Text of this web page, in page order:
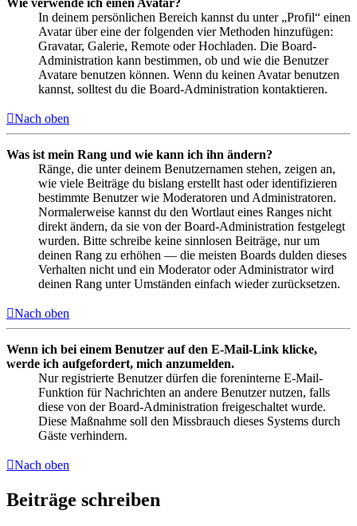
Wie verwende ich einen Avatar?
In deinem persönlichen Bereich kannst du unter „Profil“ einen
Avatar über eine der folgenden vier Methoden hinzufügen:
Gravatar, Galerie, Remote oder Hochladen. Die Board-
Administration kann bestimmen, ob und wie die Benutzer
Avatare benutzen können. Wenn du keinen Avatar benutzen
kannst, solltest du die Board-Administration kontaktieren.
Nach oben
Was ist mein Rang und wie kann ich ihn ändern?
Ränge, die unter deinem Benutzernamen stehen, zeigen an,
wie viele Beiträge du bislang erstellt hast oder identifizieren
bestimmte Benutzer wie Moderatoren und Administratoren.
Normalerweise kannst du den Wortlaut eines Ranges nicht
direkt ändern, da sie von der Board-Administration festgelegt
wurden. Bitte schreibe keine sinnlosen Beiträge, nur um
deinen Rang zu erhöhen — die meisten Boards dulden dieses
Verhalten nicht und ein Moderator oder Administrator wird
deinen Rang unter Umständen einfach wieder zurücksetzen.
Nach oben
Wenn ich bei einem Benutzer auf den E-Mail-Link klicke,
werde ich aufgefordert, mich anzumelden.
Nur registrierte Benutzer dürfen die foreninterne E-Mail-
Funktion für Nachrichten an andere Benutzer nutzen, falls
diese von der Board-Administration freigeschaltet wurde.
Diese Maßnahme soll den Missbrauch dieses Systems durch
Gäste verhindern.
Nach oben
Beiträge schreiben